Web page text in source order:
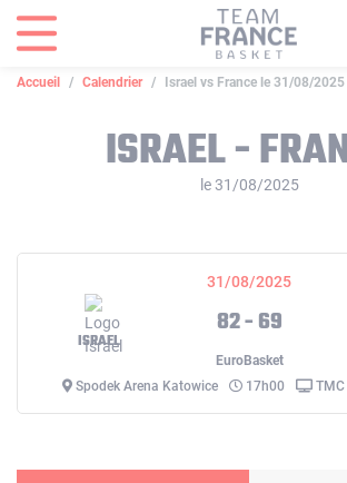
Accueil Calendrier Israel vs France le 31/08/2025
ISRAEL -
le 31/08/2025
31/08/2025
ISRAEL
82 - 69
EuroBasket
Spodek Arena Katowice
17h00 TMC
Panneau de gestion des cookies